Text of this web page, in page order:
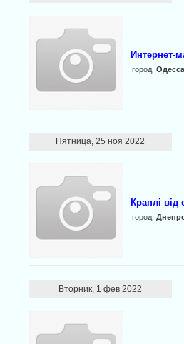
Интернет-
город: Одесса
Пятница, 25 ноя 2022
Краплі
город:
Вторник, 1 фев 2022